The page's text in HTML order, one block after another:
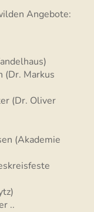
Angebote:
(Dr. Markus
(Dr. Oliver
(Akademie
..